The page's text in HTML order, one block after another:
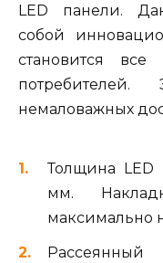
LED панели.
собой
становится
немаловажных
Толщина LED
мм.
максимально